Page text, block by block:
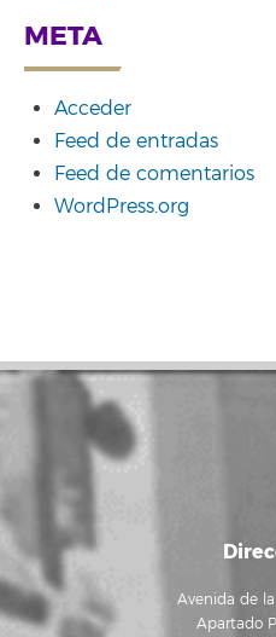
META
Acceder
Feed de entradas
Feed de comentarios
WordPress.org
Avenida de
Apartado